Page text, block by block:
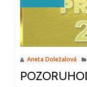
Aneta Doležalová